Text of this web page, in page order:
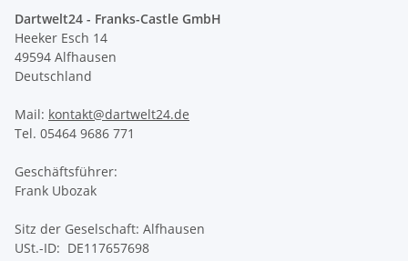
Dartwelt24 - Franks-Castle GmbH
Heeker Esch 14
49594 Alfhausen
Deutschland
Mail: kontakt@dartwelt24.de
Tel. 05464 9686 771
Geschäftsführer:
Frank Ubozak
Sitz der Geselschaft: Alfhausen
USt.-ID: DE117657698